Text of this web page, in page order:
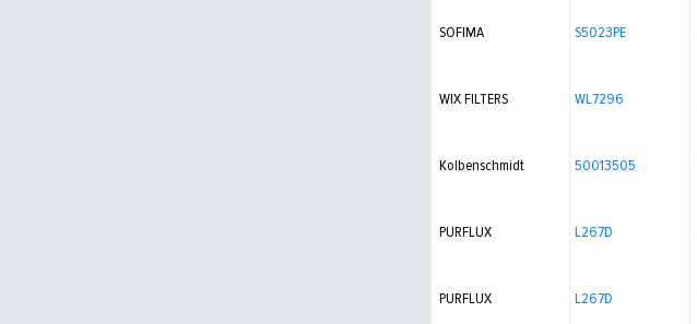
SOFIMA S5023PE
WIX FILTERS WL7296
Kolbenschmidt 50013505
PURFLUX L267D
PURFLUX L267D